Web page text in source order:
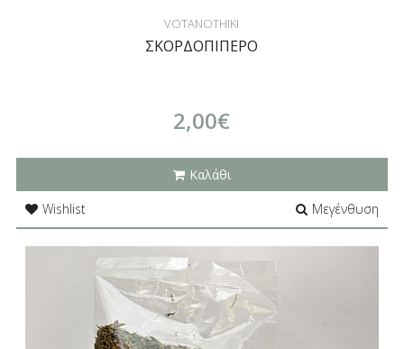
VOTANOTHIKI
ΣΚΟΡΔΟΠΙΠΕΡΟ
2,00€
Καλάθι
Wishlist
Μεγένθυση